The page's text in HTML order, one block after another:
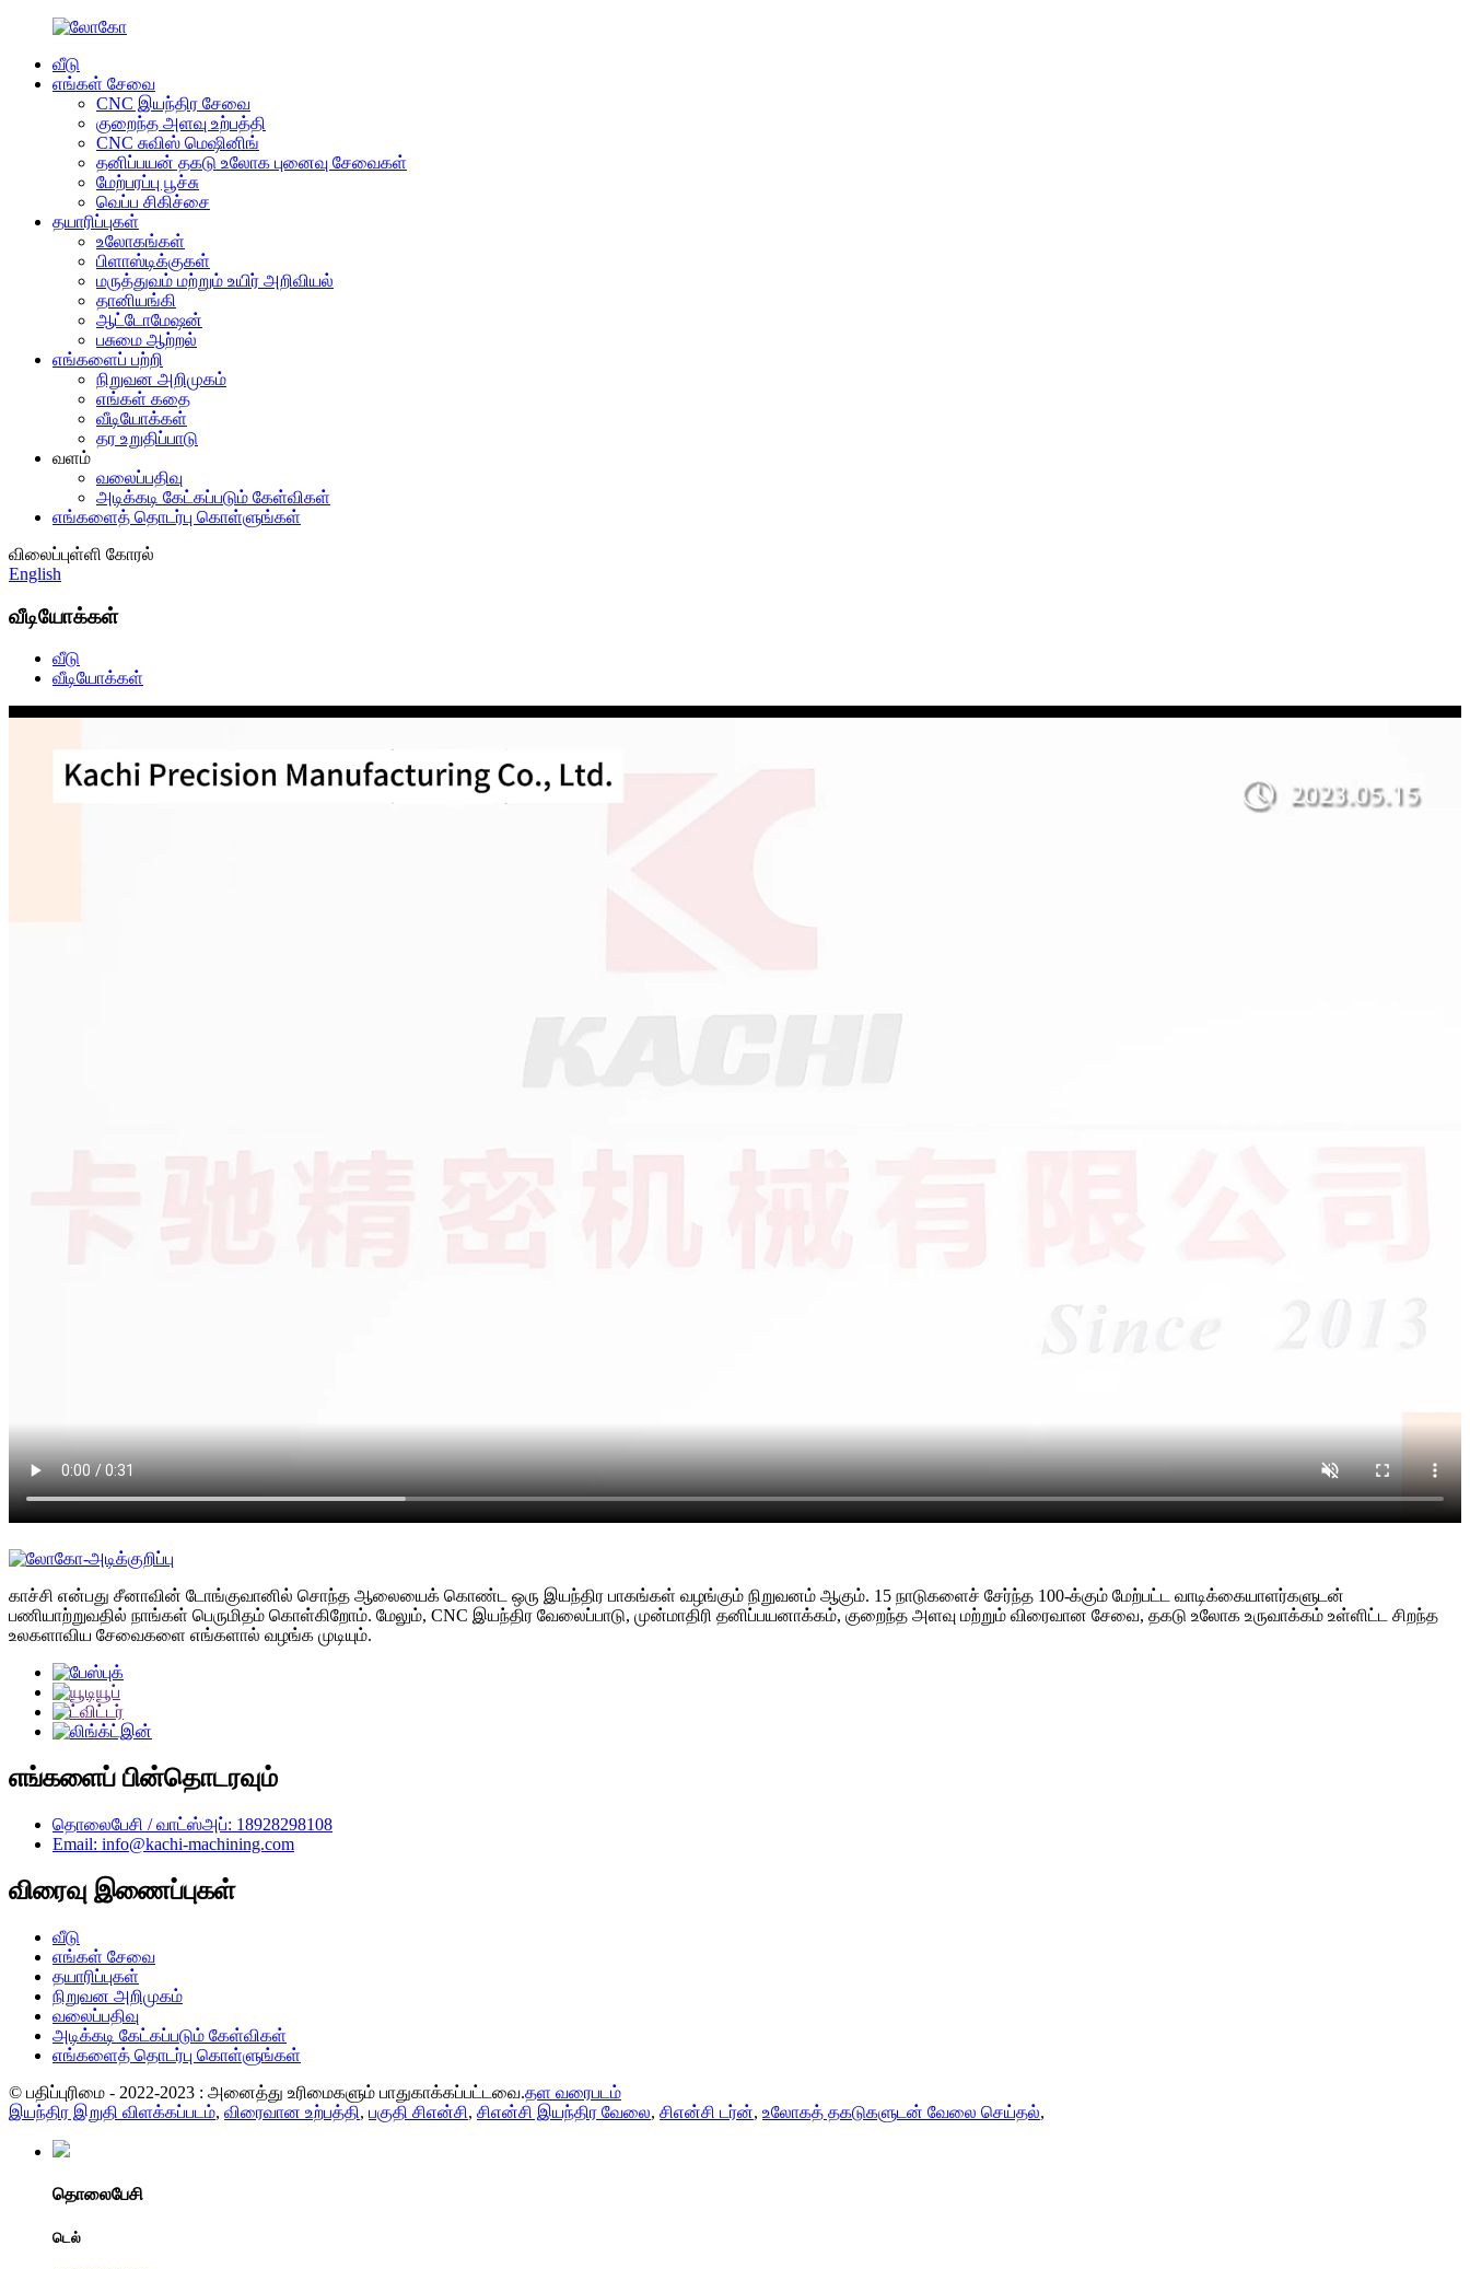
வீடு
எங்கள் சேவை
CNC இயந்திர சேவை
குறைந்த அளவு உற்பத்தி
CNC சுவிஸ் மெஷினிங்
தனிப்பயன் தகடு உலோக புனைவு சேவைகள்
மேற்பரப்பு பூச்சு
வெப்ப சிகிச்சை
தயாரிப்புகள்
உலோகங்கள்
பிளாஸ்டிக்குகள்
மருத்துவம் மற்றும் உயிர் அறிவியல்
தானியங்கி
ஆட்டோமேஷன்
பசுமை ஆற்றல்
எங்களைப் பற்றி
நிறுவன அறிமுகம்
எங்கள் கதை
வீடியோக்கள்
தர உறுதிப்பாடு
வளம்
வலைப்பதிவு
அடிக்கடி கேட்கப்படும் கேள்விகள்
எங்களைத் தொடர்பு கொள்ளுங்கள்
விலைப்புள்ளி கோரல்
English
வீடியோக்கள்
வீடு
வீடியோக்கள்
காச்சி என்பது சீனாவின் டோங்குவானில் சொந்த ஆலையைக் கொண்ட ஒரு இயந்திர பாகங்கள் வழங்கும் நிறுவனம் ஆகும். 15 நாடுகளைச் சேர்ந்த 100-க்கும் மேற்பட்ட வாடிக்கையாளர்களுடன்
பணியாற்றுவதில் நாங்கள் பெருமிதம் கொள்கிறோம். மேலும், CNC இயந்திர வேலைப்பாடு, முன்மாதிரி தனிப்பயனாக்கம், குறைந்த அளவு மற்றும் விரைவான சேவை, தகடு உலோக உருவாக்கம் உள்ளிட்ட சிறந்த
உலகளாவிய சேவைகளை எங்களால் வழங்க முடியும்.
எங்களைப் பின்தொடரவும்
தொலைபேசி / வாட்ஸ்அப்: 18928298108
Email: info@kachi-machining.com
விரைவு இணைப்புகள்
வீடு
எங்கள் சேவை
தயாரிப்புகள்
நிறுவன அறிமுகம்
வலைப்பதிவு
அடிக்கடி கேட்கப்படும் கேள்விகள்
எங்களைத் தொடர்பு கொள்ளுங்கள்
© பதிப்புரிமை - 2022-2023 : அனைத்து உரிமைகளும் பாதுகாக்கப்பட்டவை.தள வரைபடம்
இயந்திர இறுதி விளக்கப்படம், விரைவான உற்பத்தி, பகுதி சிஎன்சி, சிஎன்சி இயந்திர வேலை, சிஎன்சி டர்ன், உலோகத் தகடுகளுடன் வேலை செய்தல்,
தொலைபேசி
டெல்